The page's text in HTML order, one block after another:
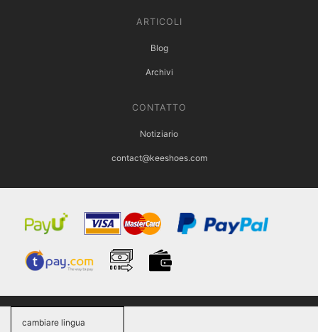
ARTICOLI
Blog
Archivi
CONTATTO
Notiziario
contact@keeshoes.com
cambiare lingua